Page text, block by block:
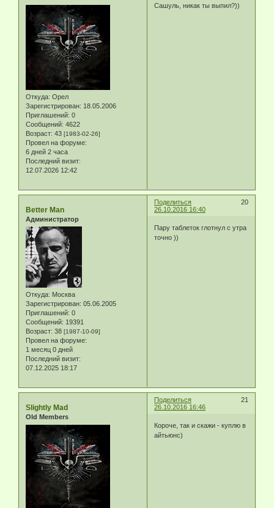
Откуда: Орел
Зарегистрирован: 18.05.2006
Приглашений: 0
Сообщений: 4622
Возраст: 43 [1983-02-26]
Провел на форуме:
6 дней 2 часа
Последний визит:
12.07.2026 12:42
Сашуль, никак ты выпил?))
Поделиться
20
26.10.2016 16:40
Better Man
Администратор
Откуда: Москва
Зарегистрирован: 05.06.2005
Приглашений: 0
Сообщений: 19391
Возраст: 38 [1987-10-09]
Провел на форуме:
1 месяц 0 дней
Последний визит:
07.12.2025 18:17
Пару таблеток глотнул с утра
точно ))
Поделиться
21
26.10.2016 16:46
Slightly Mad
Old Members
Короче, так и скажи - куплю в
айтьюнс)